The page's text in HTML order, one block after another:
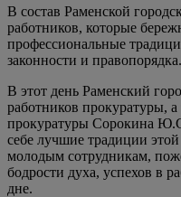
В состав Раменской
работников, которые
профессиональные
законности и правопорядка.
В этот день Раменский
работников прокуратуры,
прокуратуры Сорокина
себе лучшие традиции
молодым сотрудникам,
бодрости духа, успехов в
дне.